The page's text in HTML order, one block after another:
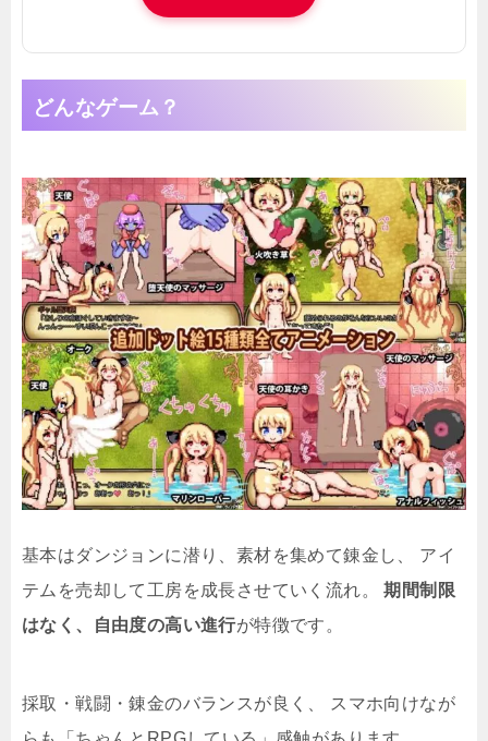
どんなゲーム？
基本はダンジョンに潜り、素材を集めて錬金し、 アイ
テムを売却して工房を成長させていく流れ。期間制限
はなく、自由度の高い進行が特徴です。
採取・戦闘・錬金のバランスが良く、 スマホ向けなが